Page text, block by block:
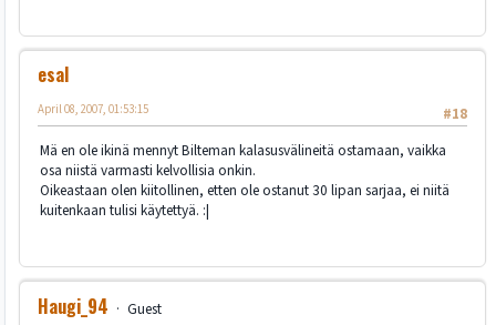
esal
#18
April 08, 2007, 01:53:15
Mä en ole ikinä mennyt Bilteman kalasusvälineitä ostamaan, vaikka
osa niistä varmasti kelvollisia onkin.
Oikeastaan olen kiitollinen, etten ole ostanut 30 lipan sarjaa, ei niitä
kuitenkaan tulisi käytettyä. :|
Haugi_94
Guest